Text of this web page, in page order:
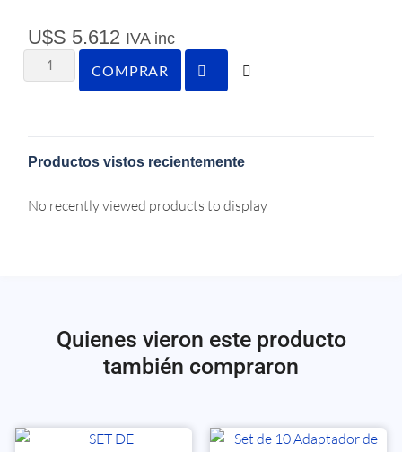
U$S 5.612 IVA inc
COMPRAR
Productos vistos recientemente
No recently viewed products to display
Quienes vieron este producto
también compraron